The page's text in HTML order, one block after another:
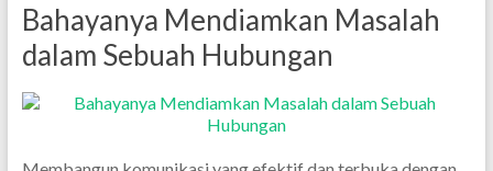
Bahayanya Mendiamkan Masalah
dalam Sebuah Hubungan